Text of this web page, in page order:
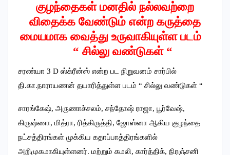
குழந்தைகள் மனதில் நல்லவற்றை
விதைக்க வேண்டும் என்ற கருத்தை
மையமாக வைத்து உருவாகியுள்ள படம்
“ சில்லு வண்டுகள் “
சரண்யா 3 D ஸ்க்ரீன்ஸ் என்ற பட நிறுவனம் சார்பில்
தி.கா.நாராயணன் தயாரித்துள்ள படம் “ சில்லு வண்டுகள் “
சாரங்கேஷ், அருணாச்சலம், சந்தோஷ் ராஜா, பூர்வேஷ்,
கிருஷ்ணா, மித்ரா, ரித்கிருத்தி, ஜோஸ்னா ஆகிய குழந்தை
நட்சத்திரங்கள் முக்கிய கதாப்பாத்திரங்களில்
அறிமுகமாகியுள்ளனர். மற்றும் கமலி, கார்த்திக், நிரஞ்சனி